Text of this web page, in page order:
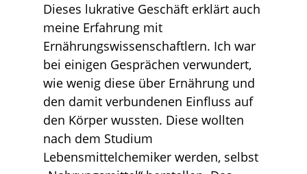
Dieses lukrative Geschäft erklärt auch
meine Erfahrung mit
Ernährungswissenschaftlern. Ich war
bei einigen Gesprächen verwundert,
wie wenig diese über Ernährung und
den damit verbundenen Einfluss auf
den Körper wussten. Diese wollten
nach dem Studium
Lebensmittelchemiker werden, selbst